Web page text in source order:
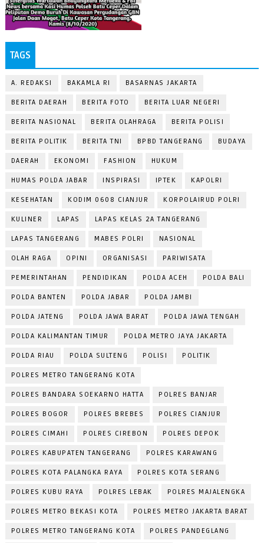
TAGS
A. REDAKSI BAKAMLA RI BASARNAS JAKARTA
BERITA DAERAH BERITA FOTO BERITA LUAR NEGERI
BERITA NASIONAL BERITA OLAHRAGA BERITA POLISI
BERITA POLITIK BERITA TNI BPBD TANGERANG BUDAYA
DAERAH EKONOMI FASHION HUKUM
HUMAS POLDA JABAR INSPIRASI IPTEK KAPOLRI
KESEHATAN KODIM 0608 CIANJUR KORPOLAIRUD POLRI
KULINER LAPAS LAPAS KELAS 2A TANGERANG
LAPAS TANGERANG MABES POLRI NASIONAL
OLAH RAGA OPINI ORGANISASI PARIWISATA
PEMERINTAHAN PENDIDIKAN POLDA ACEH POLDA BALI
POLDA BANTEN POLDA JABAR POLDA JAMBI
POLDA JATENG POLDA JAWA BARAT POLDA JAWA TENGAH
POLDA KALIMANTAN TIMUR POLDA METRO JAYA JAKARTA
POLDA RIAU POLDA SULTENG POLISI POLITIK
POLRES METRO TANGERANG KOTA
POLRES BANDARA SOEKARNO HATTA POLRES BANJAR
POLRES BOGOR POLRES BREBES POLRES CIANJUR
POLRES CIMAHI POLRES CIREBON POLRES DEPOK
POLRES KABUPATEN TANGERANG POLRES KARAWANG
POLRES KOTA PALANGKA RAYA POLRES KOTA SERANG
POLRES KUBU RAYA POLRES LEBAK POLRES MAJALENGKA
POLRES METRO BEKASI KOTA POLRES METRO JAKARTA BARAT
POLRES METRO TANGERANG KOTA POLRES PANDEGLANG